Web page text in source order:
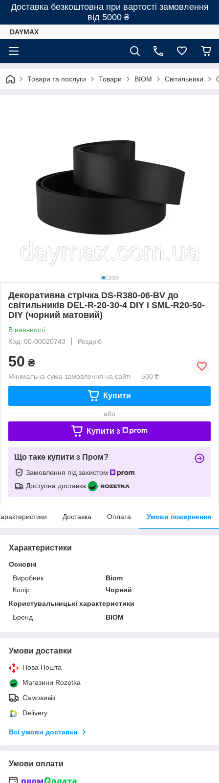
Доставка безкоштовна при вартості замовлення
від 5000 ₴
DAYMAX
Товари та послуги Товари BIOM Світильники
Декоративна стрічка DS-R380-06-BV до
світильників DEL-R-20-30-4 DIY і SML-R20-50-
DIY (чорний матовий)
В наявності
Код: 00-00020743
Роздріб
50 ₴
Мінімальна сума замовлення на сайті — 500 ₴
Купити
або
Купити з
Що таке купити з Пром?
Замовлення під захистом
Доступна доставка
Доставка Оплата Умови повернення
Характеристики
Основні
Виробник
Biom
Колір
Чорний
Користувальницькі характеристики
Бренд
BIOM
Умови доставки
Нова Пошта
Магазини Rozetka
Самовивіз
Delivery
Всі умови доставки
Умови оплати